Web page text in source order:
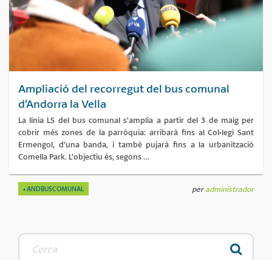
Ampliació del recorregut del bus comunal
d’Andorra la Vella
La línia LS del bus comunal s’amplia a partir del 3 de maig per
cobrir més zones de la parròquia: arribarà fins al Col·legi Sant
Ermengol, d’una banda, i també pujarà fins a la urbanització
Comella Park. L’objectiu és, segons …
per administrador
ANDBUSCOMUNAL